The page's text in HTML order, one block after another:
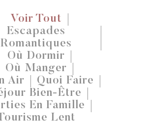
Voir Tout
Escapades
Romantiques
Où Dormir
Où Manger
Air Quoi Faire
Bien-Être
En Famille
Lent